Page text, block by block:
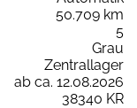
50.709 km
5
Grau
Zentrallager
ab ca. 12.08.2026
38340 KR